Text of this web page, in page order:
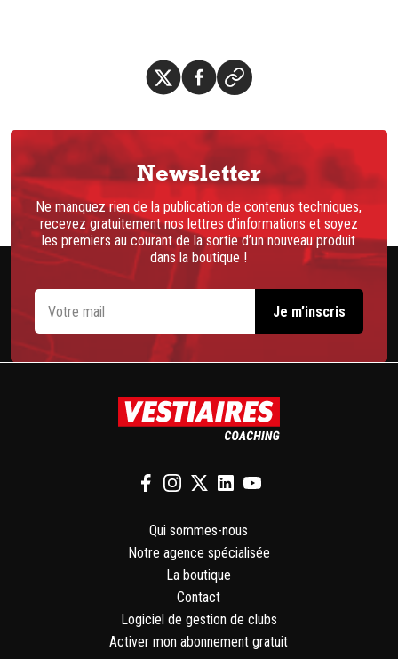
Newsletter
Ne manquez rien de la publication de contenus techniques,
recevez gratuitement nos lettres d’informations et soyez
les premiers au courant de la sortie d’un nouveau produit
dans la boutique !
Qui sommes-nous
Notre agence spécialisée
La boutique
Contact
Logiciel de gestion de clubs
Activer mon abonnement gratuit